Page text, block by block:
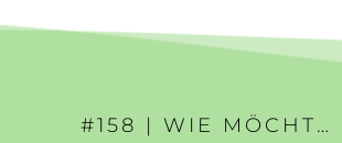
#158 | WIE MÖCHTE ICH LEBEN?